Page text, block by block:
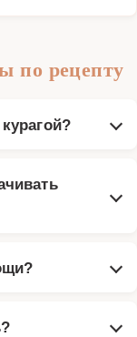
по рецепту